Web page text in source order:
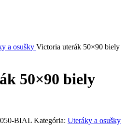
a osušky Victoria uterák 50×90 biely
50×90 biely
BIAL Kategória: Uteráky a osušky